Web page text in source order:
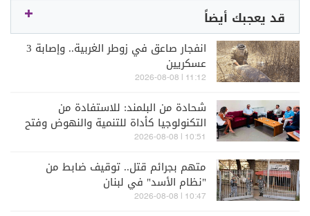
قد يعجبك أيضاً
انفجار صاعق في زوطر الغربية.. وإصابة 3
عسكريين
11:12 | 2026-08-08
شحادة من البلمند: للاستفادة من
التكنولوجيا كأداة للتنمية والنهوض وفتح
آفاق جديدة أمام الشباب
10:51 | 2026-08-08
متهم بجرائم قتل.. توقيف ضابط من
"نظام الأسد" في لبنان
10:47 | 2026-08-08